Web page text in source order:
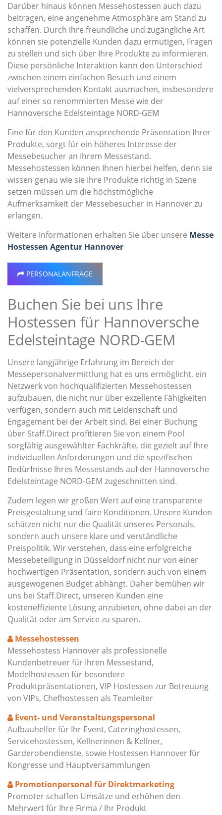
Darüber hinaus können Messehostessen auch dazu
beitragen, eine angenehme Atmosphäre am Stand zu
schaffen. Durch ihre freundliche und zugängliche Art
können sie potenzielle Kunden dazu ermutigen, Fragen
zu stellen und sich über Ihre Produkte zu informieren.
Diese persönliche Interaktion kann den Unterschied
zwischen einem einfachen Besuch und einem
vielversprechenden Kontakt ausmachen, insbesondere
auf einer so renommierten Messe wie der
Hannoversche Edelsteintage NORD-GEM
Eine für den Kunden ansprechende Präsentation Ihrer
Produkte, sorgt für ein höheres Interesse der
Messebesucher an Ihrem Messestand.
Messehostessen können Ihnen hierbei helfen, denn sie
wissen genau wie sie Ihre Produkte richtig in Szene
setzen müssen um die höchstmögliche
Aufmerksamkeit der Messebesucher in Hannover zu
erlangen.
Weitere Informationen erhalten Sie über unsere Messe
Hostessen Agentur Hannover
PERSONALANFRAGE
Buchen Sie bei uns Ihre
Hostessen für Hannoversche
Edelsteintage NORD-GEM
Unsere langjährige Erfahrung im Bereich der
Messepersonalvermittlung hat es uns ermöglicht, ein
Netzwerk von hochqualifizierten Messehostessen
aufzubauen, die nicht nur über exzellente Fähigkeiten
verfügen, sondern auch mit Leidenschaft und
Engagement bei der Arbeit sind. Bei einer Buchung
über Staff.Direct profitieren Sie von einem Pool
sorgfältig ausgewählter Fachkräfte, die gezielt auf Ihre
individuellen Anforderungen und die spezifischen
Bedürfnisse Ihres Messestands auf der Hannoversche
Edelsteintage NORD-GEM zugeschnitten sind.
Zudem legen wir großen Wert auf eine transparente
Preisgestaltung und faire Konditionen. Unsere Kunden
schätzen nicht nur die Qualität unseres Personals,
sondern auch unsere klare und verständliche
Preispolitik. Wir verstehen, dass eine erfolgreiche
Messebeteiligung in Düsseldorf nicht nur von einer
hochwertigen Präsentation, sondern auch von einem
ausgewogenen Budget abhängt. Daher bemühen wir
uns bei Staff.Direct, unseren Kunden eine
kosteneffiziente Lösung anzubieten, ohne dabei an der
Qualität oder am Service zu sparen.
Messehostessen
Messehostess Hannover als professionelle
Kundenbetreuer für Ihren Messestand,
Modelhostessen für besondere
Produktpräsentationen, VIP Hostessen zur Betreuung
von VIPs, Chefhostessen als Teamleiter
Event- und Veranstaltungspersonal
Aufbauhelfer für Ihr Event, Cateringhostessen,
Servicehostessen, Kellnerinnen & Kellner,
Garderobendienste, sowie Hostessen Hannover für
Kongresse und Hauptversammlungen
Promotionpersonal für Direktmarketing
Promoter schaffen Umsätze und erhöhen den
Mehrwert für Ihre Firma / Ihr Produkt